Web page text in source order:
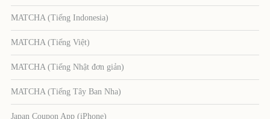
MATCHA (Tiếng Indonesia)
MATCHA (Tiếng Việt)
MATCHA (Tiếng Nhật đơn giản)
MATCHA (Tiếng Tây Ban Nha)
Japan Coupon App (iPhone)